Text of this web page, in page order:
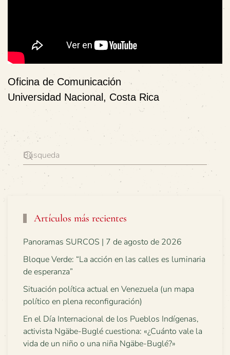
Oficina de Comunicación
Universidad Nacional, Costa Rica
Artículos más recientes
Panoramas SURCOS | 7 de agosto de 2026
Bloque Verde: “La acción en las calles es luminaria
de esperanza”
Situación política actual en Venezuela (un mapa
político en plena reconfiguración)
En el Día Internacional de los Pueblos Indígenas,
activista Ngäbe-Buglé cuestiona: «¿Cuánto vale la
vida de un niño o una niña Ngäbe-Buglé?»